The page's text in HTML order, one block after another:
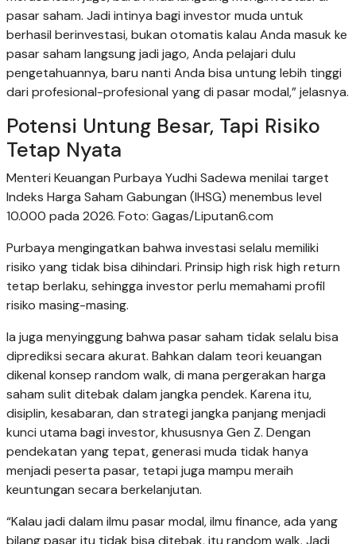
pasar saham. Jadi intinya bagi investor muda untuk
berhasil berinvestasi, bukan otomatis kalau Anda masuk ke
pasar saham langsung jadi jago, Anda pelajari dulu
pengetahuannya, baru nanti Anda bisa untung lebih tinggi
dari profesional-profesional yang di pasar modal,” jelasnya.
Potensi Untung Besar, Tapi Risiko
Tetap Nyata
Menteri Keuangan Purbaya Yudhi Sadewa menilai target
Indeks Harga Saham Gabungan (IHSG) menembus level
10.000 pada 2026. Foto: Gagas/Liputan6.com
Purbaya mengingatkan bahwa investasi selalu memiliki
risiko yang tidak bisa dihindari. Prinsip high risk high return
tetap berlaku, sehingga investor perlu memahami profil
risiko masing-masing.
Ia juga menyinggung bahwa pasar saham tidak selalu bisa
diprediksi secara akurat. Bahkan dalam teori keuangan
dikenal konsep random walk, di mana pergerakan harga
saham sulit ditebak dalam jangka pendek. Karena itu,
disiplin, kesabaran, dan strategi jangka panjang menjadi
kunci utama bagi investor, khususnya Gen Z. Dengan
pendekatan yang tepat, generasi muda tidak hanya
menjadi peserta pasar, tetapi juga mampu meraih
keuntungan secara berkelanjutan.
“Kalau jadi dalam ilmu pasar modal, ilmu finance, ada yang
bilang pasar itu tidak bisa ditebak, itu random walk. Jadi